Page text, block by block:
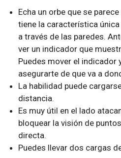
Echa un orbe que se
tiene la característica
a través de las paredes.
ver un indicador que
Puedes mover el indicador
asegurarte de que va a
La habilidad puede
distancia.
Es muy útil en el lado
bloquear la visión de
directa.
Puedes llevar dos cargas